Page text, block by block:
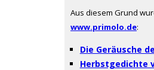
Aus diesem Grund
www.primolo.de:
Die Geräusche
Herbstgedichte